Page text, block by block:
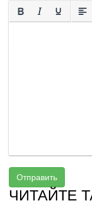
Отправить
ЧИТАЙТЕ